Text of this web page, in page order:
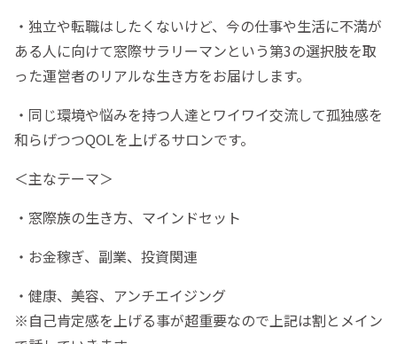
・独立や転職はしたくないけど、今の仕事や生活に不満が
ある人に向けて窓際サラリーマンという第3の選択肢を取
った運営者のリアルな生き方をお届けします。
・同じ環境や悩みを持つ人達とワイワイ交流して孤独感を
和らげつつQOLを上げるサロンです。
＜主なテーマ＞
・窓際族の生き方、マインドセット
・お金稼ぎ、副業、投資関連
・健康、美容、アンチエイジング
※自己肯定感を上げる事が超重要なので上記は割とメイン